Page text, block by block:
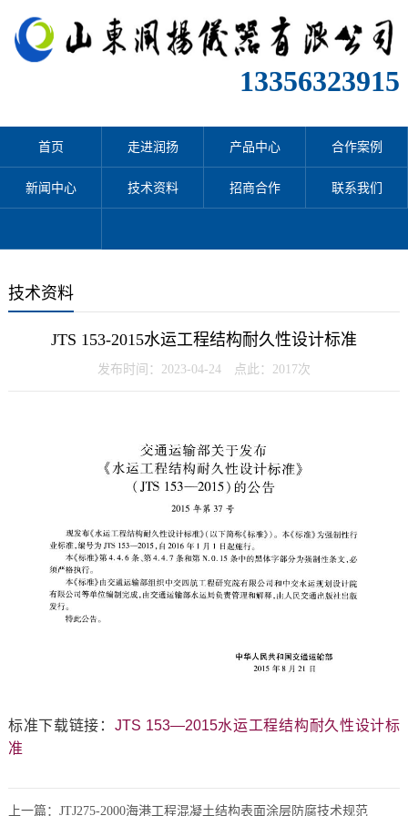
13356323915
首页 走进润扬 产品中心 合作案例
新闻中心 技术资料 招商合作 联系我们
技术资料
JTS 153-2015水运工程结构耐久性设计标准
发布时间：2023-04-24 点此：2017次
标准下载链接： JTS 153—2015水运工程结构耐久性设计标
准
上一篇： JTJ275-2000海港工程混凝土结构表面涂层防腐技术规范